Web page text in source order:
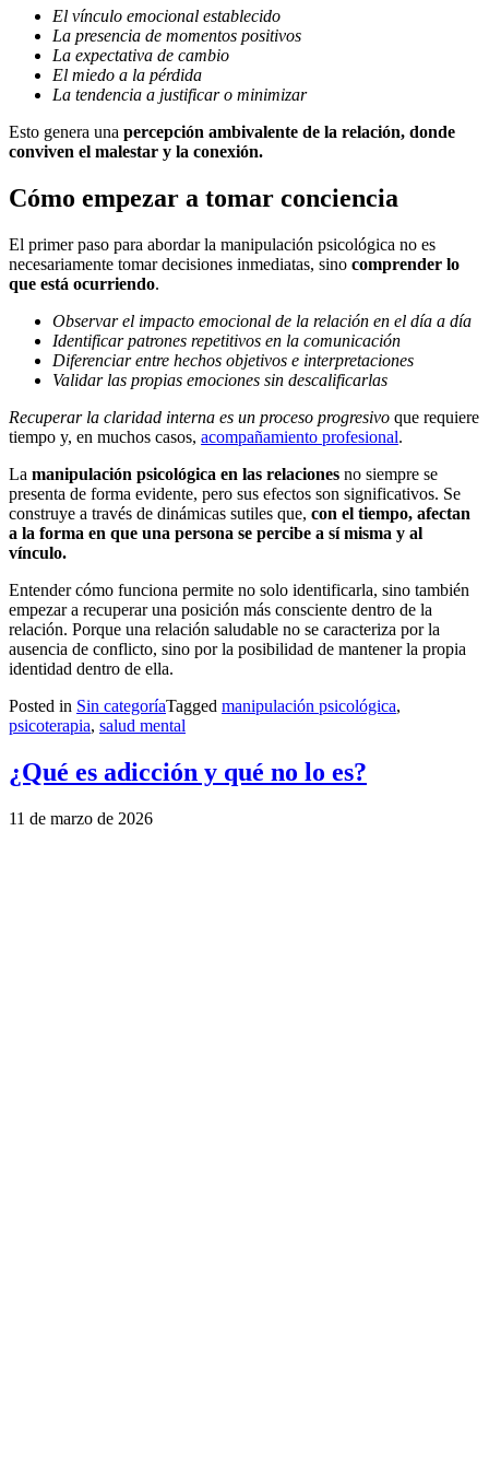
El vínculo emocional establecido
La presencia de momentos positivos
La expectativa de cambio
El miedo a la pérdida
La tendencia a justificar o minimizar
Esto genera una percepción ambivalente de la relación, donde
conviven el malestar y la conexión.
Cómo empezar a tomar conciencia
El primer paso para abordar la manipulación psicológica no es
necesariamente tomar decisiones inmediatas, sino comprender lo
que está ocurriendo.
Observar el impacto emocional de la relación en el día a día
Identificar patrones repetitivos en la comunicación
Diferenciar entre hechos objetivos e interpretaciones
Validar las propias emociones sin descalificarlas
Recuperar la claridad interna es un proceso progresivo que requiere
tiempo y, en muchos casos, acompañamiento profesional.
La manipulación psicológica en las relaciones no siempre se
presenta de forma evidente, pero sus efectos son significativos. Se
construye a través de dinámicas sutiles que, con el tiempo, afectan
a la forma en que una persona se percibe a sí misma y al
vínculo.
Entender cómo funciona permite no solo identificarla, sino también
empezar a recuperar una posición más consciente dentro de la
relación. Porque una relación saludable no se caracteriza por la
ausencia de conflicto, sino por la posibilidad de mantener la propia
identidad dentro de ella.
Posted in Sin categoríaTagged manipulación psicológica,
psicoterapia, salud mental
¿Qué es adicción y qué no lo es?
11 de marzo de 2026